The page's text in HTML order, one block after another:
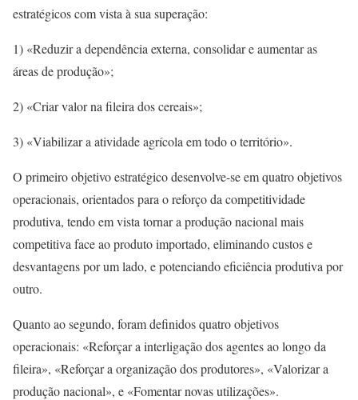
estratégicos com vista à sua superação:
1) «Reduzir a dependência externa, consolidar e aumentar as
áreas de produção»;
2) «Criar valor na fileira dos cereais»;
3) «Viabilizar a atividade agrícola em todo o território».
O primeiro objetivo estratégico desenvolve-se em quatro objetivos
operacionais, orientados para o reforço da competitividade
produtiva, tendo em vista tornar a produção nacional mais
competitiva face ao produto importado, eliminando custos e
desvantagens por um lado, e potenciando eficiência produtiva por
outro.
Quanto ao segundo, foram definidos quatro objetivos
operacionais: «Reforçar a interligação dos agentes ao longo da
fileira», «Reforçar a organização dos produtores», «Valorizar a
produção nacional», e «Fomentar novas utilizações».